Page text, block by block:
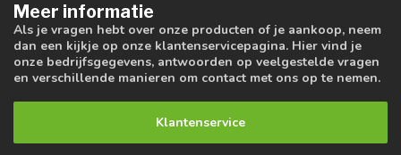
Meer informatie
Als je vragen hebt over onze producten of je aankoop, neem
dan een kijkje op onze klantenservicepagina. Hier vind je
onze bedrijfsgegevens, antwoorden op veelgestelde vragen
en verschillende manieren om contact met ons op te nemen.
Klantenservice